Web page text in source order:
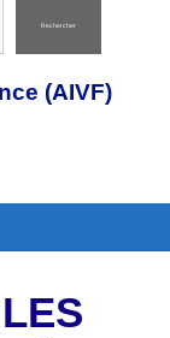
Rechercher
(AIVF)